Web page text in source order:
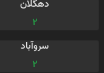
دهگلان
2
سروآباد
2